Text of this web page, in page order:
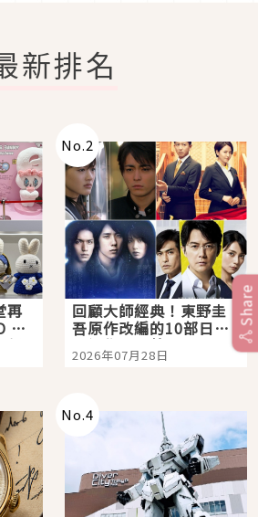
新排名
再
原
No.2
回顧大師經典！東野圭
吾原作改編的10部日本
影視作品推薦
2026年07月28日
No.4
Share